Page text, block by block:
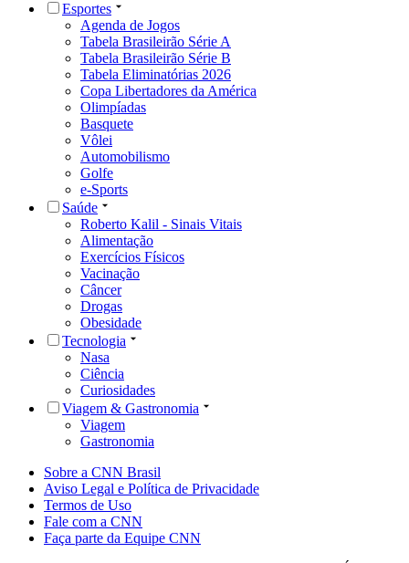
Esportes
Agenda de Jogos
Tabela Brasileirão Série A
Tabela Brasileirão Série B
Tabela Eliminatórias 2026
Copa Libertadores da América
Olimpíadas
Basquete
Vôlei
Automobilismo
Golfe
e-Sports
Saúde
Roberto Kalil - Sinais Vitais
Alimentação
Exercícios Físicos
Vacinação
Câncer
Drogas
Obesidade
Tecnologia
Nasa
Ciência
Curiosidades
Viagem & Gastronomia
Viagem
Gastronomia
Sobre a CNN Brasil
Aviso Legal e Política de Privacidade
Termos de Uso
Fale com a CNN
Faça parte da Equipe CNN